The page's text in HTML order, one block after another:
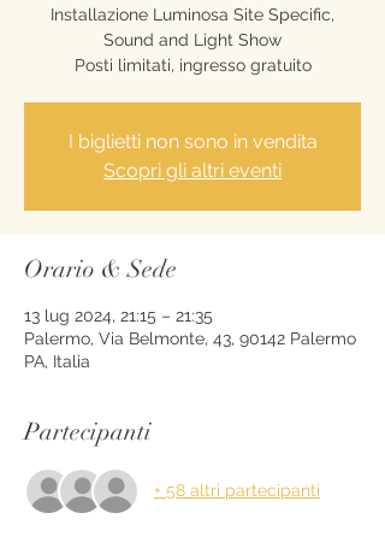
Installazione Luminosa Site Specific,
Sound and Light Show
Posti limitati, ingresso gratuito
I biglietti non sono in vendita
Scopri gli altri eventi
Orario & Sede
13 lug 2024, 21:15 – 21:35
Palermo, Via Belmonte, 43, 90142 Palermo
PA, Italia
Partecipanti
+ 58 altri partecipanti